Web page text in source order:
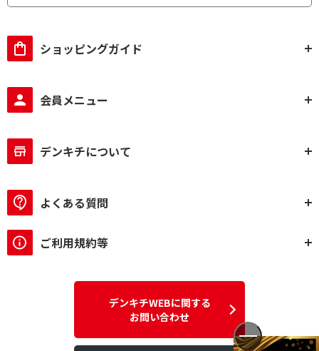
ショッピングガイド
会員メニュー
デンキチについて
よくある質問
ご利用規約等
デンキチWEBに関する
お問い合わせ